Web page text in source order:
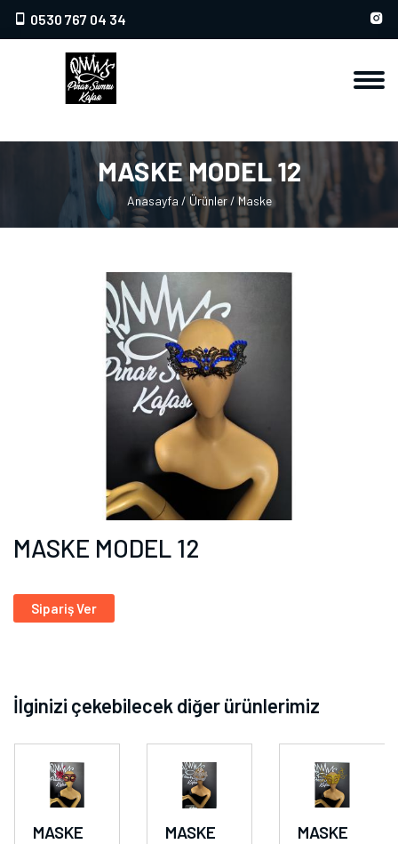
0530 767 04 34
MASKE MODEL 12
Anasayfa /Ürünler /Maske
MASKE MODEL 12
Sipariş Ver
İlginizi çekebilecek diğer ürünlerimiz
MASKE
MASKE
MASKE